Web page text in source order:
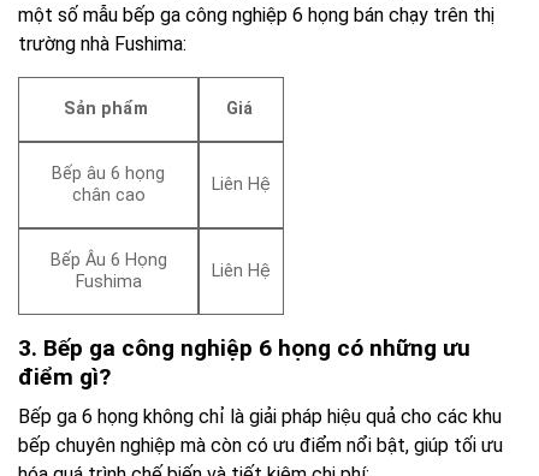
một số mẫu bếp ga công nghiệp 6 họng bán chạy trên thị
trường nhà Fushima:
Sản phẩm Giá
Bếp âu 6 họng
chân cao
Liên Hệ
Bếp Âu 6 Họng
Fushima
Liên Hệ
3. Bếp ga công nghiệp 6 họng có những ưu
điểm gì?
Bếp ga 6 họng không chỉ là giải pháp hiệu quả cho các khu
bếp chuyên nghiệp mà còn có ưu điểm nổi bật, giúp tối ưu